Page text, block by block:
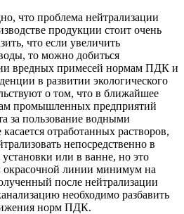
что проблема нейтрализации
продукции стоит очень
что если увеличить
то можно добиться
вредных примесей нормам ПДК и
в развитии экологического
о том, что в ближайшее
промышленных предприятий
за пользование водными
отработанных растворов,
непосредственно в
или в ванне, но это
окрасочной линии минимум на
после нейтрализации
необходимо разбавить
норм ПДК.